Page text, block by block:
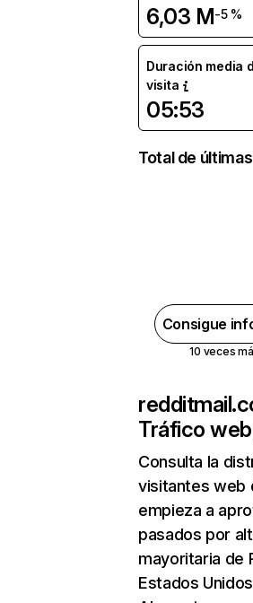
6,03 M-5 %
Duración media
visita
05:53
Total de
Consigue
10 veces
Tráfico
Consulta la
visitantes web
empieza a
pasados por
mayoritaria de
Estados